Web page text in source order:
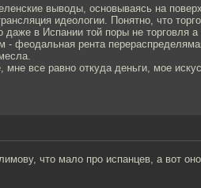
выводы, основываясь на
идеологии. Понятно, что
даже в Испании той поры не торговля а
- феодальная рента
все равно откуда деньги, мое
что мало про испанцев, а вот